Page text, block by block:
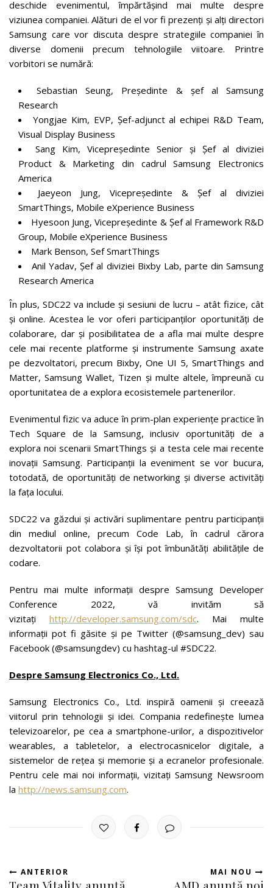
deschide evenimentul, împărtășind mai multe despre
viziunea companiei. Alături de el vor fi prezenți și alți directori
Samsung care vor discuta despre strategiile companiei în
diverse domenii precum tehnologiile viitoare. Printre
vorbitori se numără:
Sebastian Seung, Președinte & șef al Samsung
Research
Yongjae Kim, EVP, Șef-adjunct al echipei R&D Team,
Visual Display Business
Sang Kim, Vicepreședinte Senior și Șef al diviziei
Product & Marketing din cadrul Samsung Electronics
America
Jaeyeon Jung, Vicepreședinte & Șef al diviziei
SmartThings, Mobile eXperience Business
Hyesoon Jung, Vicepreședinte & Șef al Framework R&D
Group, Mobile eXperience Business
Mark Benson, Sef SmartThings
Anil Yadav, Șef al diviziei Bixby Lab, parte din Samsung
Research America
În plus, SDC22 va include și sesiuni de lucru – atât fizice, cât
și online. Acestea le vor oferi participanților oportunități de
colaborare, dar și posibilitatea de a afla mai multe despre
cele mai recente platforme și instrumente Samsung axate
pe dezvoltatori, precum Bixby, One UI 5, SmartThings and
Matter, Samsung Wallet, Tizen și multe altele, împreună cu
oportunitatea de a explora ecosistemele partenerilor.
Evenimentul fizic va aduce în prim-plan experiențe practice în
Tech Square de la Samsung, inclusiv oportunități de a
explora noi scenarii SmartThings și a testa cele mai recente
inovații Samsung. Participanții la eveniment se vor bucura,
totodată, de oportunități de networking și diverse activități
la fața locului.
SDC22 va găzdui și activări suplimentare pentru participanții
din mediul online, precum Code Lab, în cadrul cărora
dezvoltatorii pot colabora și își pot îmbunătăți abilitățile de
codare.
Pentru mai multe informații despre Samsung Developer
Conference 2022, vă invităm să
vizitați http://developer.samsung.com/sdc. Mai multe
informații pot fi găsite și pe Twitter (@samsung_dev) sau
Facebook (@samsungdev) cu hashtag-ul #SDC22.
Despre Samsung Electronics Co., Ltd.
Samsung Electronics Co., Ltd. inspiră oamenii și creează
viitorul prin tehnologii și idei. Compania redefinește lumea
televizoarelor, pe cea a smartphone-urilor, a dispozitivelor
wearables, a tabletelor, a electrocasnicelor digitale, a
sistemelor de rețea și memorie și a ecranelor profesionale.
Pentru cele mai noi informații, vizitați Samsung Newsroom
la http://news.samsung.com.
ANTERIOR
Team Vitality anunță
MAI NOU
AMD anunță noi